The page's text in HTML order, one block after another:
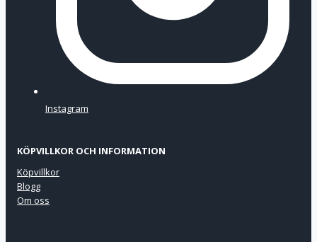
Instagram
KÖPVILLKOR OCH INFORMATION
Köpvillkor
Blogg
Om oss